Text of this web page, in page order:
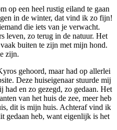
op een heel rustig eiland te gaan
in de winter, dat vind ik zo fijn!
die iets van je verwacht.
leven, zo terug in de natuur. Het
buiten te zijn met mijn hond.
zijn.
gehoord, maar had op allerlei
Deze huiseigenaar stuurde mij
had en zo gezegd, zo gedaan. Het
van het huis de zee, meer heb
dit is mijn huis. Achteraf vind ik
gedaan heb, want eigenlijk is het